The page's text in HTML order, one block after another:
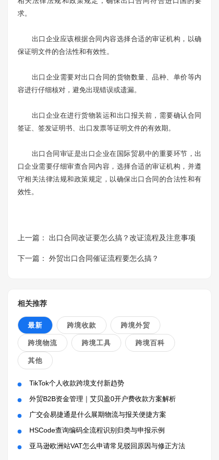
求。
出口企业应该根据合同内容选择合适的审证机构，以确
保证明文件的合法性和有效性。
出口企业需要对出口合同的货物数量、品种、单价等内
容进行仔细核对，避免出现错误或遗漏。
出口企业在进行货物装运和出口报关前，需要确认合同
签证、签发证明书、出口发票等证明文件的有效期。
出口合同审证是出口企业在国际贸易中的重要环节，出
口企业需要仔细审查合同内容，选择合适的审证机构，并遵
守相关法律法规和政策规定，以确保出口合同的合法性和有
效性。
上一篇： 出口合同改证要怎么搞？改证流程及注意事项
下一篇： 外贸出口合同催证流程要怎么搞？
相关推荐
最新 跨境收款 跨境外贸
跨境物流 跨境工具 跨境百科
其他
TikTok个人收款跨境支付新趋势
外贸B2B资金管理｜艾贝盈0开户费收款方案解析
广交会易捷通是什么展期物流与报关便捷方案
HSCode查询编码全流程识别归类与申报示例
亚马逊欧洲站VAT怎么申请常见驳回原因与修正方法